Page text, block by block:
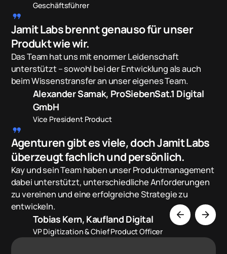
Geschäftsführer
format_quote
Jamit Labs brennt genauso für unser
Produkt wie wir.
Das Team hat uns mit enormer Leidenschaft
unterstützt – sowohl bei der Entwicklung als auch
beim Wissenstransfer an unser eigenes Team.
Alexander Samak, ProSiebenSat.1 Digital
GmbH
Vice President Product
format_quote
Agenturen gibt es viele, doch Jamit Labs
überzeugt fachlich und persönlich.
Kay und sein Team haben unser Produktmanagement
dabei unterstützt, unterschiedliche Anforderungen
zu vereinen und eine erfolgreiche Strategie zu
entwickeln.
Tobias Kern, Kaufland Digital
VP Digitization & Chief Product Officer
arrow_back arrow_forward